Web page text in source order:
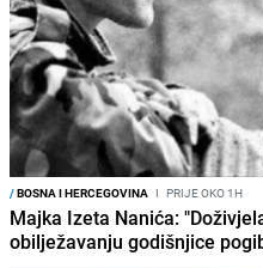
/BOSNA I HERCEGOVINA I PRIJE OKO 1H
Majka Izeta Nanića:
obilježavanju godišnjice